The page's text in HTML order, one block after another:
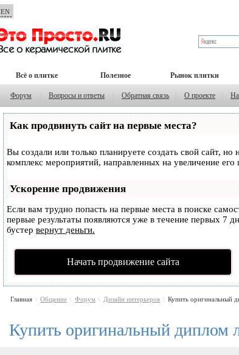
EN
Всё о плитке Полезное Рынок плитки
Форум Вопросы и ответы Обратная связь О проекте
Как продвинуть сайт на первые места?
Вы создали или только планируете создать свой сайт,
комплекс мероприятий, направленных на увеличение
Ускорение продвижения
Если вам трудно попасть на первые места в поиске
первые результаты появляются уже в течение первых 7
бустер вернут деньги.
Начать продвижение сайта
Главная \ Общение \ Форум \ Дизайн интерьеров \ Купить оригинальный
Купить оригинальный диплом